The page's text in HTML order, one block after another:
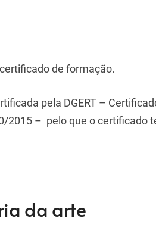
de formação.
pela DGERT –
2015 – pelo que o certificado
da arte